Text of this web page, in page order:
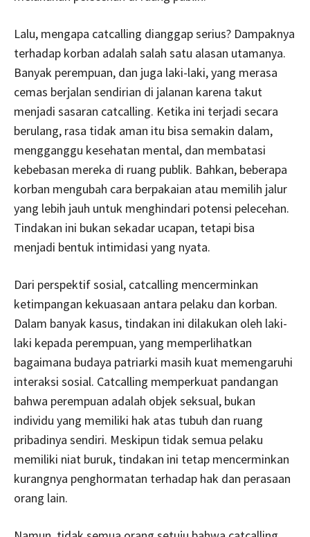
Lalu, mengapa catcalling dianggap serius? Dampaknya
terhadap korban adalah salah satu alasan utamanya.
Banyak perempuan, dan juga laki-laki, yang merasa
cemas berjalan sendirian di jalanan karena takut
menjadi sasaran catcalling. Ketika ini terjadi secara
berulang, rasa tidak aman itu bisa semakin dalam,
mengganggu kesehatan mental, dan membatasi
kebebasan mereka di ruang publik. Bahkan, beberapa
korban mengubah cara berpakaian atau memilih jalur
yang lebih jauh untuk menghindari potensi pelecehan.
Tindakan ini bukan sekadar ucapan, tetapi bisa
menjadi bentuk intimidasi yang nyata.
Dari perspektif sosial, catcalling mencerminkan
ketimpangan kekuasaan antara pelaku dan korban.
Dalam banyak kasus, tindakan ini dilakukan oleh laki-
laki kepada perempuan, yang memperlihatkan
bagaimana budaya patriarki masih kuat memengaruhi
interaksi sosial. Catcalling memperkuat pandangan
bahwa perempuan adalah objek seksual, bukan
individu yang memiliki hak atas tubuh dan ruang
pribadinya sendiri. Meskipun tidak semua pelaku
memiliki niat buruk, tindakan ini tetap mencerminkan
kurangnya penghormatan terhadap hak dan perasaan
orang lain.